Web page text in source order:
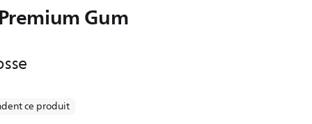
Gum
ce produit